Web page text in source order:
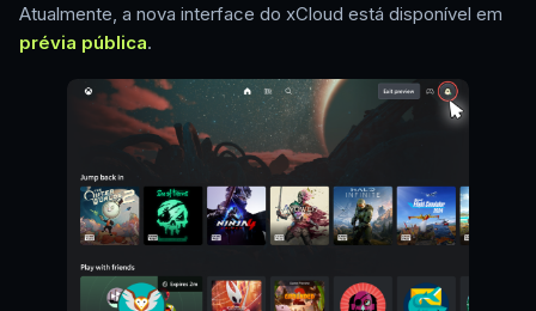
Atualmente, a nova interface do xCloud está disponível em
prévia pública.